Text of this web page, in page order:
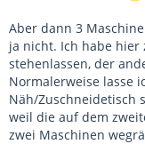
Aber dann 3
ja nicht. Ich habe hier
stehenlassen, der
Normalerweise lasse
Näh/Zuschneidetisch
weil die auf dem
zwei Maschinen